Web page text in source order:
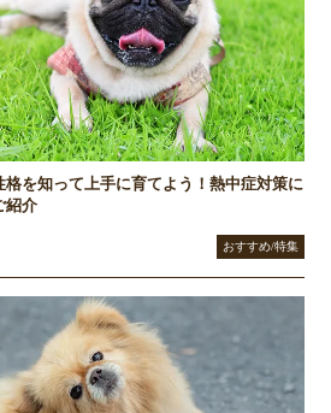
を知って上手に育てよう！熱中症対策に
紹介
おすすめ/特集